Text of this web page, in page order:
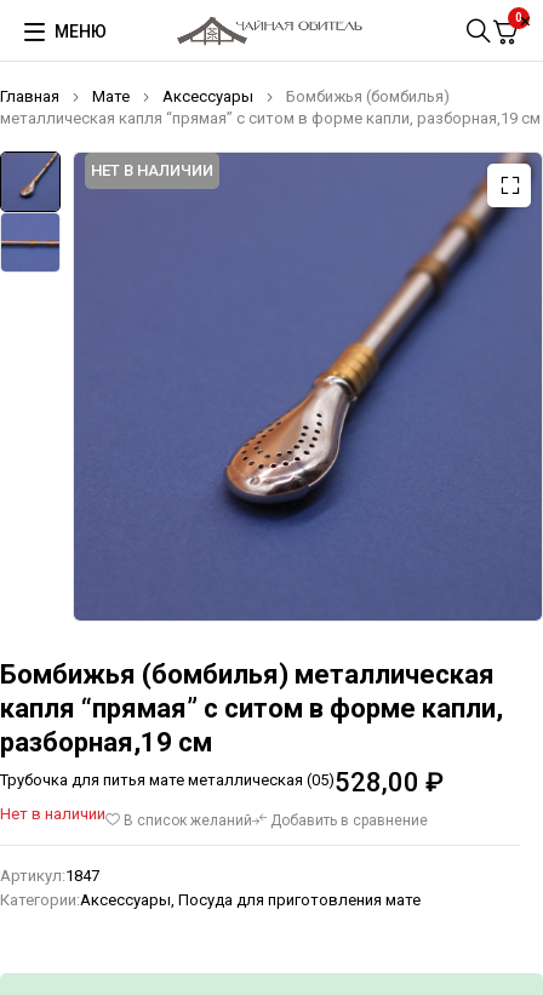
МЕНЮ
0
Главная Мате Аксессуары
Бомбижья (бомбилья)
металлическая капля “прямая” с ситом в форме капли, разборная,19 см
НЕТ В НАЛИЧИИ
Бомбижья (бомбилья) металлическая
капля “прямая” с ситом в форме капли,
разборная,19 см
Трубочка для питья мате металлическая (05)528,00 ₽
Нет в наличии В список желаний Добавить в сравнение
Артикул:1847
Категории:Аксессуары, Посуда для приготовления мате